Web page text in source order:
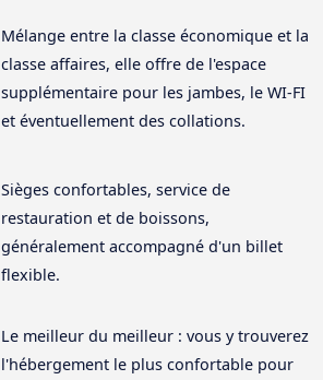
Mélange entre la classe économique et la
classe affaires, elle offre de l'espace
supplémentaire pour les jambes, le WI-FI
et éventuellement des collations.
Sièges confortables, service de
restauration et de boissons,
généralement accompagné d'un billet
flexible.
Le meilleur du meilleur : vous y trouverez
l'hébergement le plus confortable pour